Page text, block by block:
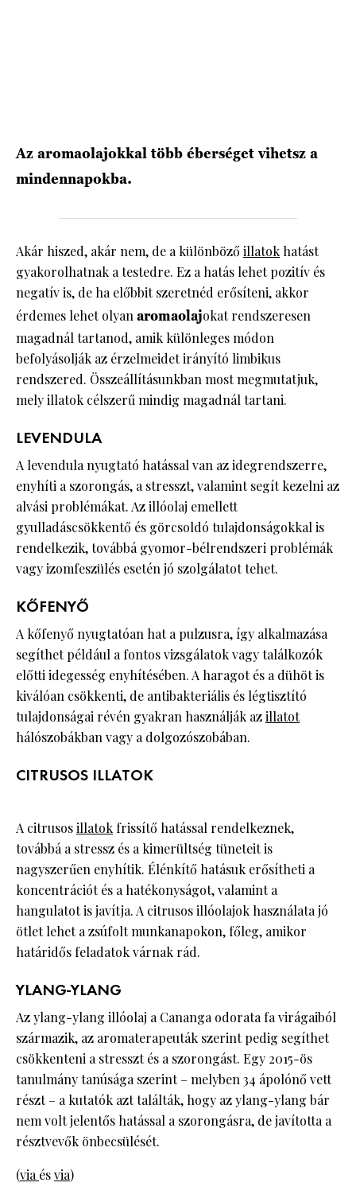
Az aromaolajokkal több éberséget vihetsz a
mindennapokba.
Akár hiszed, akár nem, de a különböző illatok hatást
gyakorolhatnak a testedre. Ez a hatás lehet pozitív és
negatív is, de ha előbbit szeretnéd erősíteni, akkor
érdemes lehet olyanaromaolajokat rendszeresen
magadnál tartanod, amik különleges módon
befolyásolják az érzelmeidet irányító limbikus
rendszered. Összeállításunkban most megmutatjuk,
mely illatok célszerű mindig magadnál tartani.
LEVENDULA
A levendula nyugtató hatással van az idegrendszerre,
enyhíti a szorongás, a stresszt, valamint segít kezelni az
alvási problémákat. Az illóolaj emellett
gyulladáscsökkentő és görcsoldó tulajdonságokkal is
rendelkezik, továbbá gyomor-bélrendszeri problémák
vagy izomfeszülés esetén jó szolgálatot tehet.
KŐFENYŐ
A kőfenyő nyugtatóan hat a pulzusra, így alkalmazása
segíthet például a fontos vizsgálatok vagy találkozók
előtti idegesség enyhítésében. A haragot és a dühöt is
kiválóan csökkenti, de antibakteriális és légtisztító
tulajdonságai révén gyakran használják azillatot
hálószobákban vagy a dolgozószobában.
CITRUSOS ILLATOK
A citrusosillatok frissítő hatással rendelkeznek,
továbbá a stressz és a kimerültség tüneteit is
nagyszerűen enyhítik. Élénkítő hatásuk erősítheti a
koncentrációt és a hatékonyságot, valamint a
hangulatot is javítja. A citrusos illóolajok használata jó
ötlet lehet a zsúfolt munkanapokon, főleg, amikor
határidős feladatok várnak rád.
YLANG-YLANG
Az ylang-ylang illóolaj a Cananga odorata fa virágaiból
származik, az aromaterapeuták szerint pedig segíthet
csökkenteni a stresszt és a szorongást. Egy 2015-ös
tanulmány tanúsága szerint – melyben 34 ápolónő vett
részt – a kutatók azt találták, hogy az ylang-ylang bár
nem volt jelentős hatással a szorongásra, de javította a
résztvevők önbecsülését.
(viaésvia)